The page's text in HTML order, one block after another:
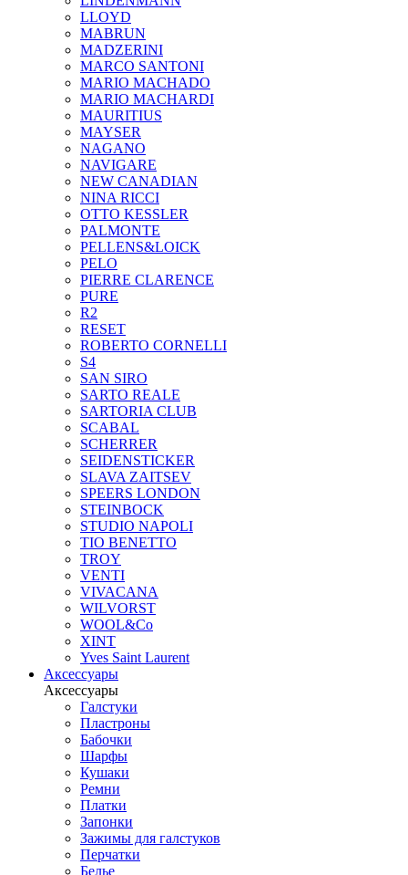
LLOYD
MABRUN
MADZERINI
MARCO SANTONI
MARIO MACHADO
MARIO MACHARDI
MAURITIUS
MAYSER
NAGANO
NAVIGARE
NEW CANADIAN
NINA RICCI
OTTO KESSLER
PALMONTE
PELLENS&LOICK
PELO
PIERRE CLARENCE
PURE
R2
RESET
ROBERTO CORNELLI
S4
SAN SIRO
SARTO REALE
SARTORIA CLUB
SCABAL
SCHERRER
SEIDENSTICKER
SLAVA ZAITSEV
SPEERS LONDON
STEINBOCK
STUDIO NAPOLI
TIO BENETTO
TROY
VENTI
VIVACANA
WILVORST
WOOL&Co
XINT
Yves Saint Laurent
Аксессуары
Аксессуары
Галстуки
Пластроны
Бабочки
Шарфы
Кушаки
Ремни
Платки
Запонки
Зажимы для галстуков
Перчатки
Белье